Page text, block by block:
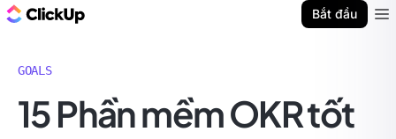
Bắt đầu
GOALS
15 Phần mềm OKR tốt